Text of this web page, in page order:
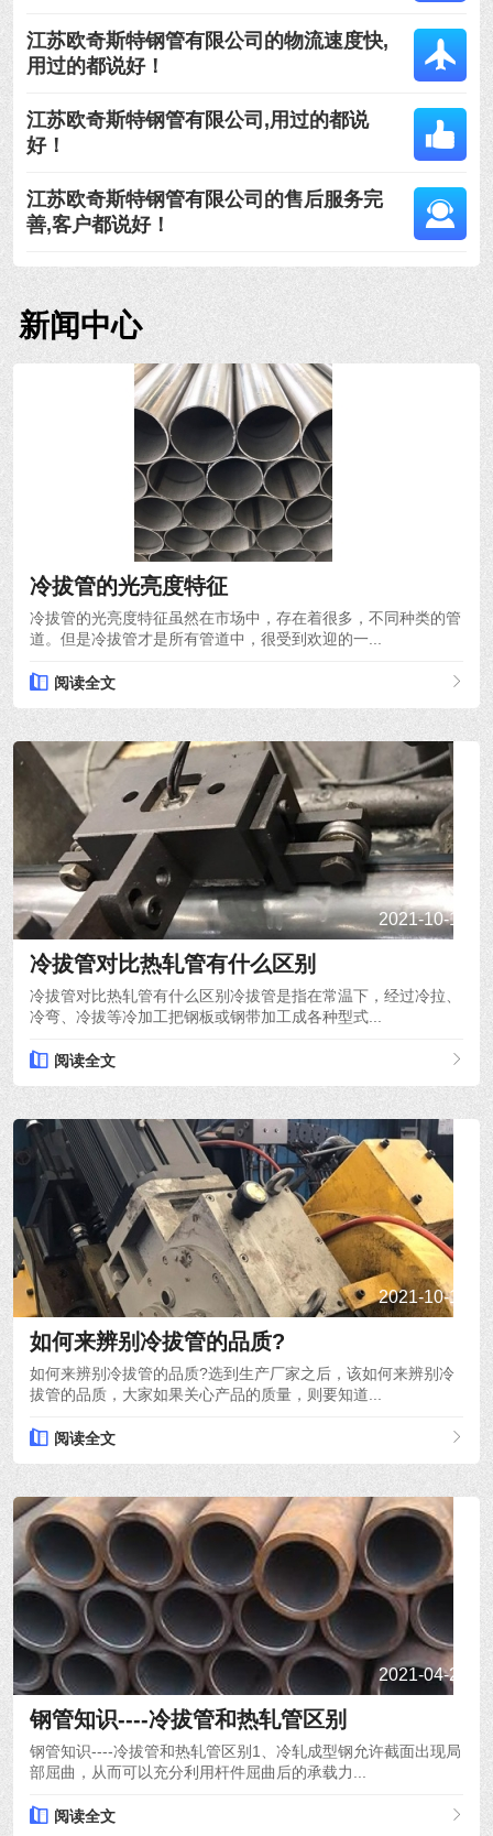
江苏欧奇斯特钢管有限公司的物流速度快,
用过的都说好！
江苏欧奇斯特钢管有限公司,用过的都说
好！
江苏欧奇斯特钢管有限公司的售后服务完
善,客户都说好！
新闻中心
冷拔管的光亮度特征
冷拔管的光亮度特征虽然在市场中，存在着很多，不同种类的管
道。但是冷拔管才是所有管道中，很受到欢迎的一...
阅读全文
2021-10-15
冷拔管对比热轧管有什么区别
冷拔管对比热轧管有什么区别冷拔管是指在常温下，经过冷拉、
冷弯、冷拔等冷加工把钢板或钢带加工成各种型式...
阅读全文
2021-10-14
如何来辨别冷拔管的品质?
如何来辨别冷拔管的品质?选到生产厂家之后，该如何来辨别冷
拔管的品质，大家如果关心产品的质量，则要知道...
阅读全文
2021-04-24
钢管知识----冷拔管和热轧管区别
钢管知识----冷拔管和热轧管区别1、冷轧成型钢允许截面出现局
部屈曲，从而可以充分利用杆件屈曲后的承载力...
阅读全文